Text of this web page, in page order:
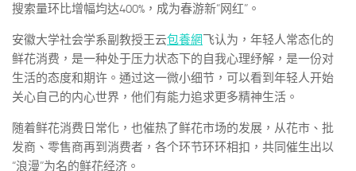
搜索量环比增幅均达400%，成为春游新“网红”。
安徽大学社会学系副教授王云包養網飞认为，年轻人常态化的
鲜花消费，是一种处于压力状态下的自我心理纾解，是一份对
生活的态度和期许。通过这一微小细节，可以看到年轻人开始
关心自己的内心世界，他们有能力追求更多精神生活。
随着鲜花消费日常化，也催热了鲜花市场的发展，从花市、批
发商、零售商再到消费者，各个环节环环相扣，共同催生出以
“浪漫”为名的鲜花经济。